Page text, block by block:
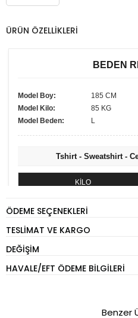
ÜRÜN ÖZELLIKLERI
BEDEN
Model Boy:
185 CM
Model Kilo:
85 KG
Model Beden:
L
Tshirt - Sweatshirt -
KİLO
ÖDEME SEÇENEKLERI
TESLIMAT VE KARGO
DEĞIŞIM
HAVALE/EFT ÖDEME BILGILERI
Benzer